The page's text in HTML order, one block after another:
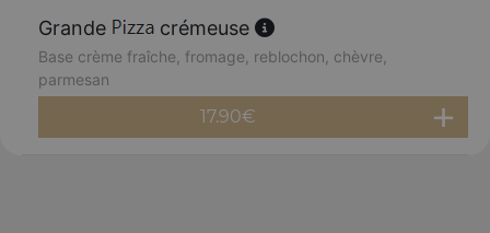
Grande crémeuse
Base crème fraîche, fromage, reblochon, chèvre,
parmesan
17.90€